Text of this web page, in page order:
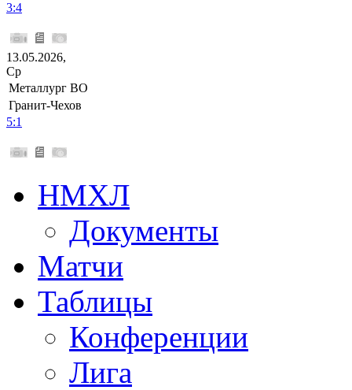
3:4
13.05.2026,
Ср
Металлург ВО
Гранит-Чехов
5:1
НМХЛ
Документы
Матчи
Таблицы
Конференции
Лига